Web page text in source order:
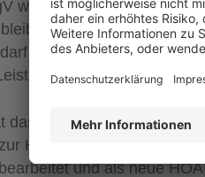
wie folgt gestalten: „Auf
davon unberührt.“
im Hinblick auf die
und Preis
das
HOAI-Novellierung
und als neue